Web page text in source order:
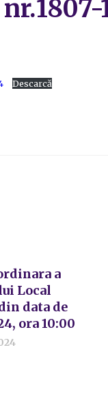
Descarcă
a
Local
data de
ora 10:00